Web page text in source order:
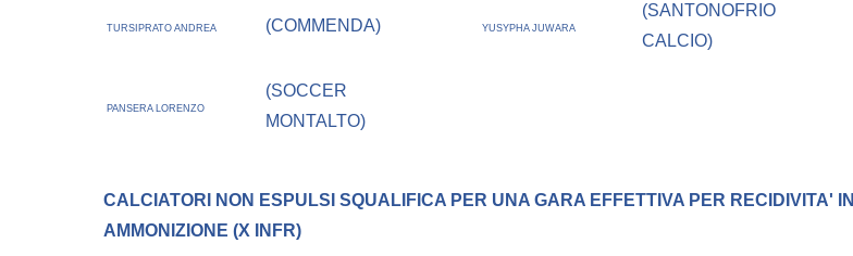
TURSIPRATO ANDREA (COMMENDA) YUSYPHA JUWARA
(SANTONOFRIO
CALCIO)
PANSERA LORENZO
(SOCCER
MONTALTO)
CALCIATORI NON ESPULSI SQUALIFICA PER UNA GARA EFFETTIVA PER RECIDIVITA' IN
AMMONIZIONE (X INFR)